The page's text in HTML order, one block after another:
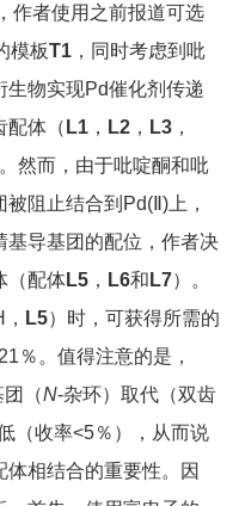
作者使用之前报道可选
模板T1 ，同时考虑到吡
生物实现Pd催化剂传递
配体（ L1 ， L2 ， L3 ，
然而，由于吡啶酮和吡
阻止结合到Pd(Ⅱ)上，
基导基团的配位，作者决
（配体L5 ， L6和 L7）。
L5）时，可获得所需的
％。值得注意的是，
（N-杂环）取代（双齿
（收率<5％），从而说
相结合的重要性。因